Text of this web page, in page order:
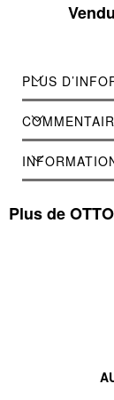
PLUS
Plus de OTTO